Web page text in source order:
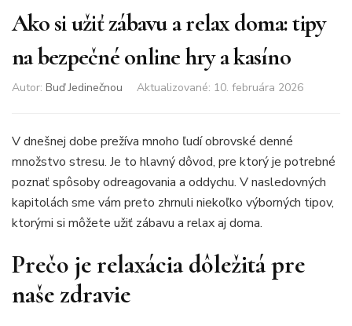
Ako si užiť zábavu a relax doma: tipy
na bezpečné online hry a kasíno
Autor: Buď Jedinečnou Aktualizované: 10. februára 2026
V dnešnej dobe prežíva mnoho ľudí obrovské denné
množstvo stresu. Je to hlavný dôvod, pre ktorý je potrebné
poznať spôsoby odreagovania a oddychu. V nasledovných
kapitolách sme vám preto zhrnuli niekoľko výborných tipov,
ktorými si môžete užiť zábavu a relax aj doma.
Prečo je relaxácia dôležitá pre
naše zdravie